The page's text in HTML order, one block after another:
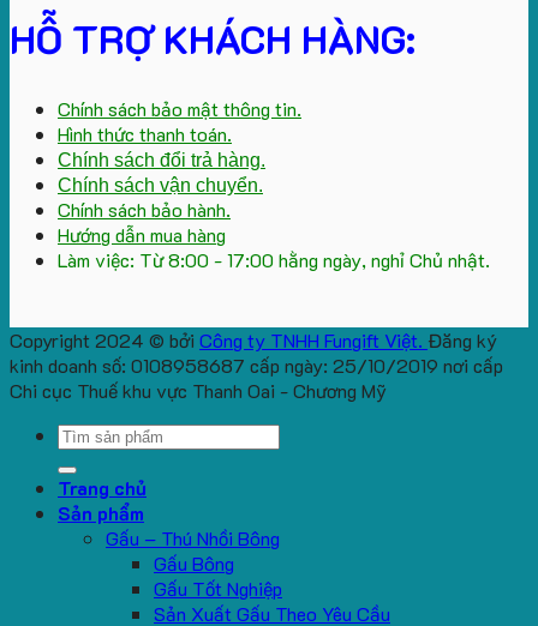
HỖ TRỢ KHÁCH HÀNG:
Chính sách bảo mật thông tin.
Hình thức thanh toán.
Chính sách đổi trả hàng.
Chính sách vận chuyển.
Chính sách bảo hành.
Hướng dẫn mua hàng
Làm việc: Từ 8:00 - 17:00 hằng ngày, nghỉ Chủ nhật.
Copyright 2024 © bởi Công ty TNHH Fungift Việt. Đăng ký
kinh doanh số: 0108958687 cấp ngày: 25/10/2019 nơi cấp
Chi cục Thuế khu vực Thanh Oai - Chương Mỹ
Search
Trang chủ
Sản phẩm
Gấu – Thú Nhồi Bông
Gấu Bông
Gấu Tốt Nghiệp
Sản Xuất Gấu Theo Yêu Cầu